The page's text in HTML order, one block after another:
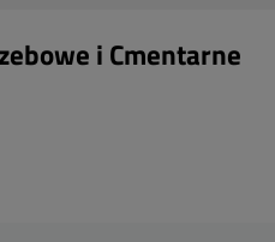
i Cmentarne